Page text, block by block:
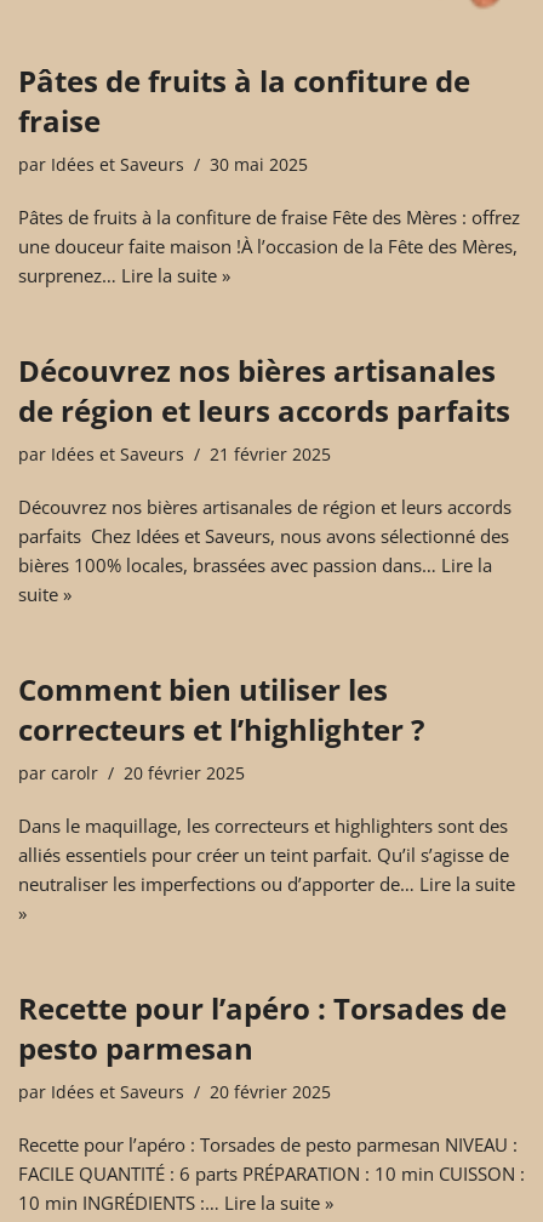
Pâtes de fruits à la confiture de
fraise
par Idées et Saveurs 30 mai 2025
Pâtes de fruits à la confiture de fraise Fête des Mères : offrez
une douceur faite maison !À l’occasion de la Fête des Mères,
surprenez… Lire la suite »
Découvrez nos bières artisanales
de région et leurs accords parfaits
par Idées et Saveurs 21 février 2025
Découvrez nos bières artisanales de région et leurs accords
parfaits Chez Idées et Saveurs, nous avons sélectionné des
bières 100% locales, brassées avec passion dans… Lire la
suite »
Comment bien utiliser les
correcteurs et l’highlighter ?
par carolr 20 février 2025
Dans le maquillage, les correcteurs et highlighters sont des
alliés essentiels pour créer un teint parfait. Qu’il s’agisse de
neutraliser les imperfections ou d’apporter de… Lire la suite
»
Recette pour l’apéro : Torsades de
pesto parmesan
par Idées et Saveurs 20 février 2025
Recette pour l’apéro : Torsades de pesto parmesan NIVEAU :
FACILE QUANTITÉ : 6 parts PRÉPARATION : 10 min CUISSON :
10 min INGRÉDIENTS :… Lire la suite »